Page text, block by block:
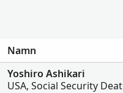
Namn
Yoshiro Ashikari
USA, Social Security